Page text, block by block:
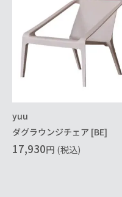
yuu
ダグラウンジチェア [BE]
17,930円 (税込)